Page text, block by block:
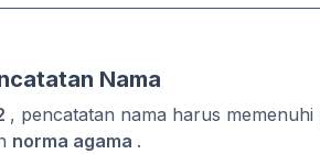
Nama
, pencatatan nama harus
norma agama .